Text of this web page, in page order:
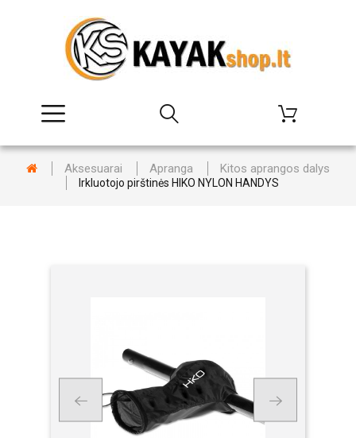
Aksesuarai Apranga Kitos aprangos dalys
Irkluotojo pirštinės HIKO NYLON HANDYS